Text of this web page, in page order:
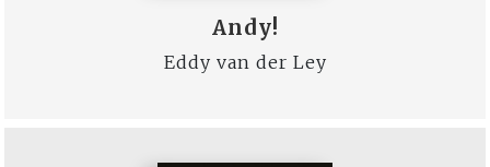
Andy!
Eddy van der Ley